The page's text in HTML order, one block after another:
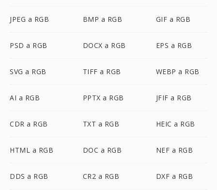
JPEG a RGB BMP a RGB GIF a RGB
PSD a RGB DOCX a RGB EPS a RGB
SVG a RGB TIFF a RGB WEBP a RGB
AI a RGB PPTX a RGB JFIF a RGB
CDR a RGB TXT a RGB HEIC a RGB
HTML a RGB DOC a RGB NEF a RGB
DDS a RGB CR2 a RGB DXF a RGB